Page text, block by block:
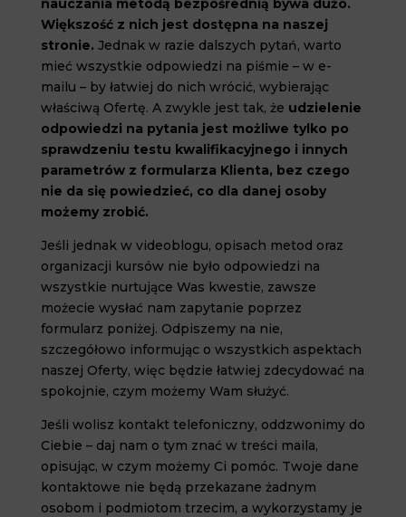
nauczania metodą bezpośrednią bywa dużo.
Większość z nich jest dostępna na naszej
stronie. Jednak w razie dalszych pytań, warto
mieć wszystkie odpowiedzi na piśmie – w e-
mailu – by łatwiej do nich wrócić, wybierając
właściwą Ofertę. A zwykle jest tak, że udzielenie
odpowiedzi na pytania jest możliwe tylko po
sprawdzeniu testu kwalifikacyjnego i innych
parametrów z formularza Klienta, bez czego
nie da się powiedzieć, co dla danej osoby
możemy zrobić.
Jeśli jednak w videoblogu, opisach metod oraz
organizacji kursów nie było odpowiedzi na
wszystkie nurtujące Was kwestie, zawsze
możecie wysłać nam zapytanie poprzez
formularz poniżej. Odpiszemy na nie,
szczegółowo informując o wszystkich aspektach
naszej Oferty, więc będzie łatwiej zdecydować na
spokojnie, czym możemy Wam służyć.
Jeśli wolisz kontakt telefoniczny, oddzwonimy do
Ciebie – daj nam o tym znać w treści maila,
opisując, w czym możemy Ci pomóc. Twoje dane
kontaktowe nie będą przekazane żadnym
osobom i podmiotom trzecim, a wykorzystamy je